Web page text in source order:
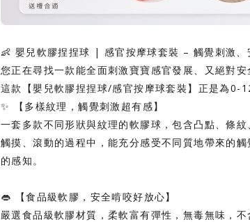
👶 嬰兒軟膠捏捏球 | 感官按摩球套裝 – 觸覺刺激、
您正在尋找一款能全面刺激寶寶感官發展、又絕對安
這款【嬰兒軟膠捏捏球/感官按摩球套裝】正是為0-
✨ 【多樣紋理，觸覺刺激超有感】
一套多款不同形狀與紋理的軟膠球，包含凸點、條紋
觸摸、滾動的過程中，能充分感受不同質地帶來的
的感知。
👄 【食品級軟膠，安全啃咬好放心】
嚴選食品級軟膠材質，柔軟富有彈性，無毒無味，